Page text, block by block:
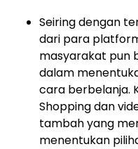
Seiring dengan
dari para
masyarakat pun
dalam
cara berbelanja.
Shopping dan
tambah yang
menentukan